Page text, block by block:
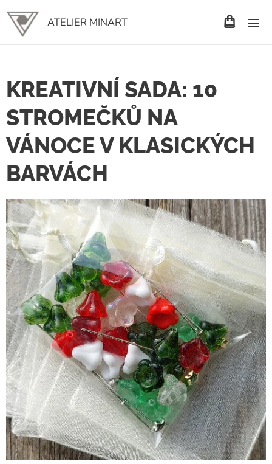
ATELIER MINART
KREATIVNÍ SADA: 10
STROMEČKŮ NA
VÁNOCE V KLASICKÝCH
BARVÁCH